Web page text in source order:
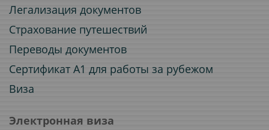
Легализация документов
Страхование путешествий
Переводы документов
Сертификат A1 для работы за рубежом
Виза
Электронная виза